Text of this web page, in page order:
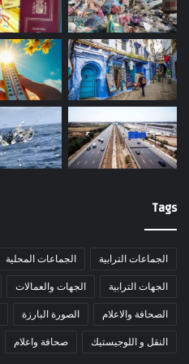
Tags
الجماعات الترابية الجماعات المحلية
الجهات الترابية الجهات والعمالات
الصحافة والاعلام الصورة البارزة
النقل و اللوجيستيك صحافة واعلام